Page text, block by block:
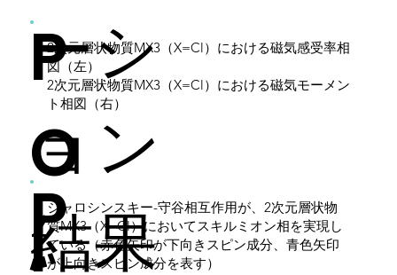
ーシ
ョン
結果
2次元層状物質MX3（X=Cl）における磁気感受率相
図（左）
2次元層状物質MX3（X=Cl）における磁気モーメン
ト相図（右）
P
O
Iジャロシンスキー-守谷相互作用が、2次元層状物
質MX3（X=Cl）においてスキルミオン相を実現し
ている（赤色矢印が下向きスピン成分、青色矢印
が上向きスピン成分を表す）
P